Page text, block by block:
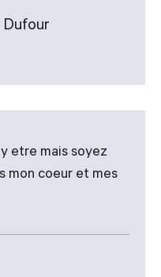
Dufour
etre mais soyez
mon coeur et mes